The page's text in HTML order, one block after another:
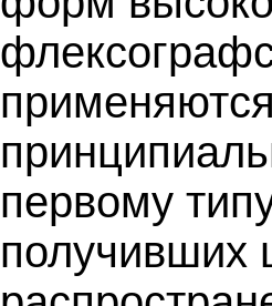
первому
получивших